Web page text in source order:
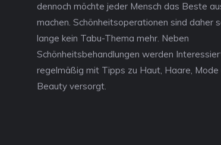
dennoch möchte jeder Mensch das Beste
machen. Schönheitsoperationen sind daher
lange kein Tabu-Thema mehr. Neben
Schönheitsbehandlungen werden
regelmäßig mit Tipps zu Haut, Haare, Mode
Beauty versorgt.